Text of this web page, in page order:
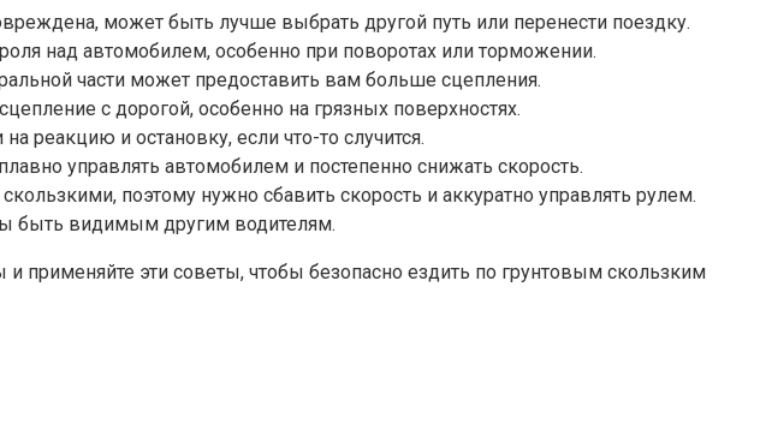
может быть лучше выбрать другой путь или перенести поездку.
над автомобилем, особенно при поворотах или торможении.
части может предоставить вам больше сцепления.
с дорогой, особенно на грязных поверхностях.
реакцию и остановку, если что-то случится.
управлять автомобилем и постепенно снижать скорость.
поэтому нужно сбавить скорость и аккуратно управлять рулем.
быть видимым другим водителям.
применяйте эти советы, чтобы безопасно ездить по грунтовым скользким